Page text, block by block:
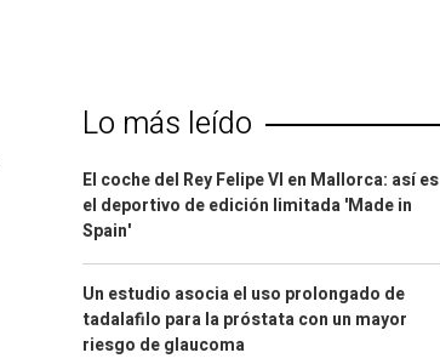
Lo más leído
El coche del Rey Felipe VI en Mallorca: así es
el deportivo de edición limitada 'Made in
Spain'
Un estudio asocia el uso prolongado de
tadalafilo para la próstata con un mayor
riesgo de glaucoma